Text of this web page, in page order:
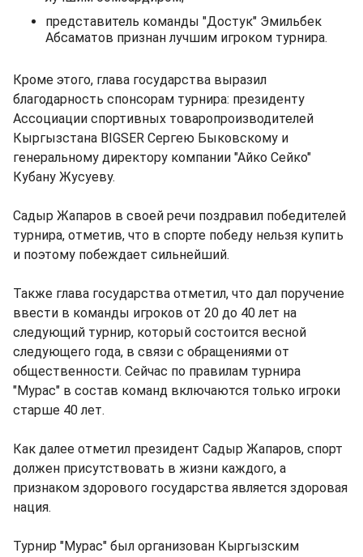
представитель команды "Достук" Эмильбек
Абсаматов признан лучшим игроком турнира.
Кроме этого, глава государства выразил
благодарность спонсорам турнира: президенту
Ассоциации спортивных товаропроизводителей
Кыргызстана BIGSER Сергею Быковскому и
генеральному директору компании "Айко Сейко"
Кубану Жусуеву.
Садыр Жапаров в своей речи поздравил победителей
турнира, отметив, что в спорте победу нельзя купить
и поэтому побеждает сильнейший.
Также глава государства отметил, что дал поручение
ввести в команды игроков от 20 до 40 лет на
следующий турнир, который состоится весной
следующего года, в связи с обращениями от
общественности. Сейчас по правилам турнира
"Мурас" в состав команд включаются только игроки
старше 40 лет.
Как далее отметил президент Садыр Жапаров, спорт
должен присутствовать в жизни каждого, а
признаком здорового государства является здоровая
нация.
Турнир "Мурас" был организован Кыргызским